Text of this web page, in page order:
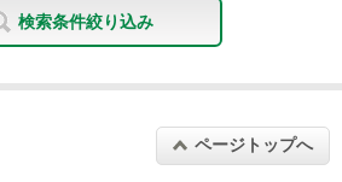
検索条件絞り込み
ページトップへ